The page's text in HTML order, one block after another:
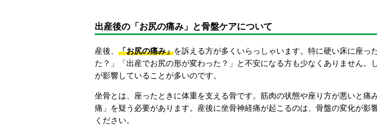
出産後の「お尻の痛み」と骨盤ケアについて
産後、 「お尻の痛み」を訴える方が多くいらっしゃいます。特に硬い床に座
た？」「出産でお尻の形が変わった？」と不安になる方も少なくありません
が影響していることが多いのです。
坐骨とは、座ったときに体重を支える骨です。筋肉の状態や座り方が悪いと痛
痛」を疑う必要があります。産後に坐骨神経痛が起こるのは、骨盤の変化が影
ください。